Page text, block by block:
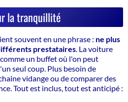
la tranquillité
souvent en une phrase : ne plus
prestataires . La voiture
un buffet où l'on peut
seul coup. Plus besoin de
vidange ou de comparer des
Tout est inclus, tout est anticipé :